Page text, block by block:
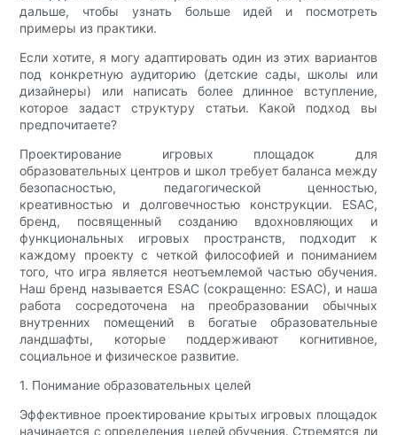
дальше, чтобы узнать больше идей и посмотреть
примеры из практики.
Если хотите, я могу адаптировать один из этих вариантов
под конкретную аудиторию (детские сады, школы или
дизайнеры) или написать более длинное вступление,
которое задаст структуру статьи. Какой подход вы
предпочитаете?
Проектирование игровых площадок для
образовательных центров и школ требует баланса между
безопасностью, педагогической ценностью,
креативностью и долговечностью конструкции. ESAC,
бренд, посвященный созданию вдохновляющих и
функциональных игровых пространств, подходит к
каждому проекту с четкой философией и пониманием
того, что игра является неотъемлемой частью обучения.
Наш бренд называется ESAC (сокращенно: ESAC), и наша
работа сосредоточена на преобразовании обычных
внутренних помещений в богатые образовательные
ландшафты, которые поддерживают когнитивное,
социальное и физическое развитие.
1. Понимание образовательных целей
Эффективное проектирование крытых игровых площадок
начинается с определения целей обучения. Стремятся ли